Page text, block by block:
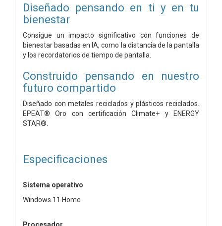
Diseñado pensando en ti y en tu
bienestar
Consigue un impacto significativo con funciones de
bienestar basadas en IA, como la distancia de la pantalla
y los recordatorios de tiempo de pantalla.
Construido pensando en nuestro
futuro compartido
Diseñado con metales reciclados y plásticos reciclados.
EPEAT® Oro con certificación Climate+ y ENERGY
STAR®.
Especificaciones
Sistema operativo
Windows 11 Home
Procesador